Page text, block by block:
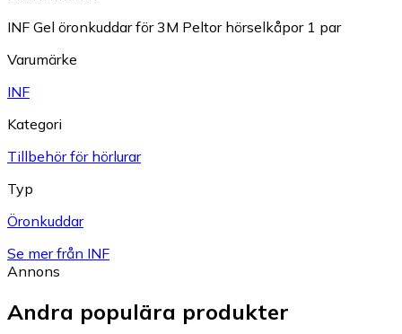
INF Gel öronkuddar för 3M Peltor hörselkåpor 1 par
Varumärke
INF
Kategori
Tillbehör för hörlurar
Typ
Öronkuddar
Se mer från INF
Annons
Andra populära produkter